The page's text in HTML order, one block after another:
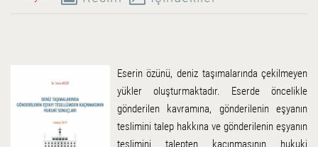
Eserin özünü, deniz taşımalarında çekilmeyen
yükler oluşturmaktadır. Eserde öncelikle
gönderilen kavramına, gönderilenin eşyanın
teslimini talep hakkına ve gönderilenin eşyanın
teslimini talepten kaçınmasının hukuki